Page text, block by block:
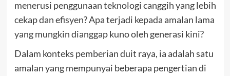
menerusi penggunaan teknologi canggih yang lebih
cekap dan efisyen? Apa terjadi kepada amalan lama
yang mungkin dianggap kuno oleh generasi kini?
Dalam konteks pemberian duit raya, ia adalah satu
amalan yang mempunyai beberapa pengertian di